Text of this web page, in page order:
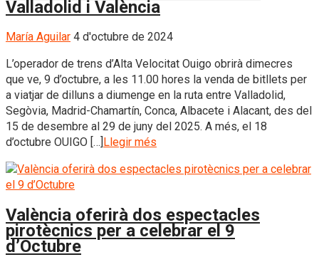
Valladolid i València
María Aguilar 4 d'octubre de 2024
L’operador de trens d’Alta Velocitat Ouigo obrirà dimecres
que ve, 9 d’octubre, a les 11.00 hores la venda de bitllets per
a viatjar de dilluns a diumenge en la ruta entre Valladolid,
Segòvia, Madrid-Chamartín, Conca, Albacete i Alacant, des del
15 de desembre al 29 de juny del 2025. A més, el 18
d’octubre OUIGO […]Llegir més
València oferirà dos espectacles
pirotècnics per a celebrar el 9
d’Octubre